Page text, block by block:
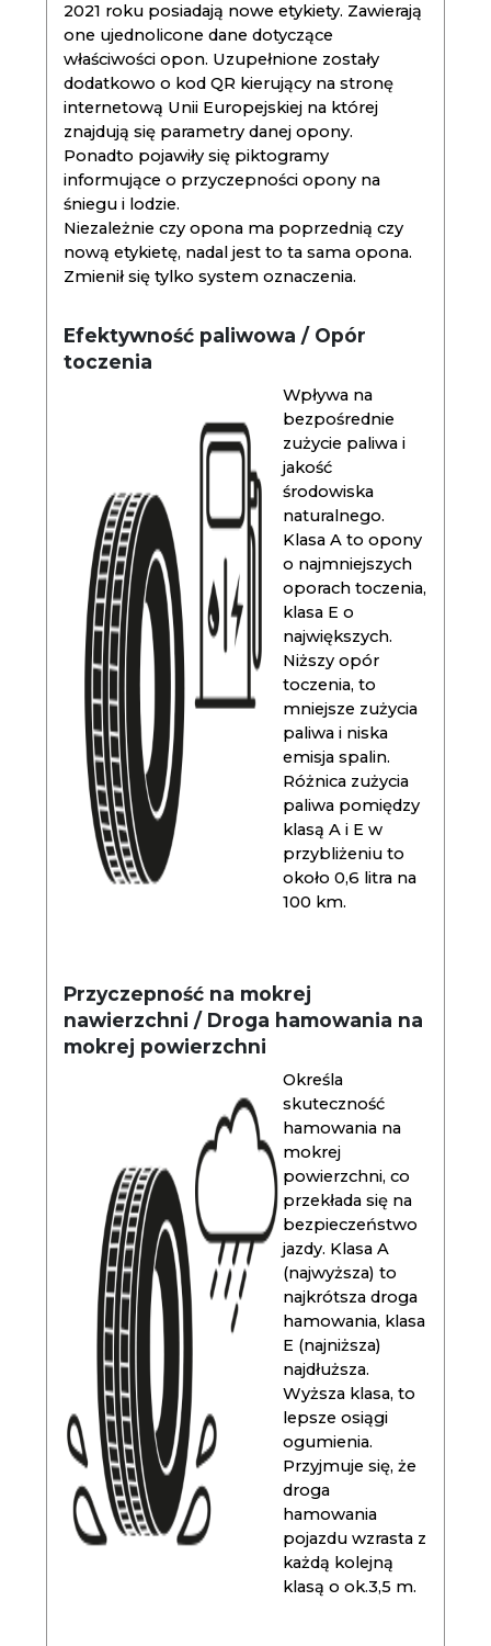
2021 roku posiadają nowe etykiety. Zawierają
one ujednolicone dane dotyczące
właściwości opon. Uzupełnione zostały
dodatkowo o kod QR kierujący na stronę
internetową Unii Europejskiej na której
znajdują się parametry danej opony.
Ponadto pojawiły się piktogramy
informujące o przyczepności opony na
śniegu i lodzie.
Niezależnie czy opona ma poprzednią czy
nową etykietę, nadal jest to ta sama opona.
Zmienił się tylko system oznaczenia.
Efektywność paliwowa / Opór
toczenia
Wpływa na
bezpośrednie
zużycie paliwa i
jakość
środowiska
naturalnego.
Klasa A to opony
o najmniejszych
oporach toczenia,
klasa E o
największych.
Niższy opór
toczenia, to
mniejsze zużycia
paliwa i niska
emisja spalin.
Różnica zużycia
paliwa pomiędzy
klasą A i E w
przybliżeniu to
około 0,6 litra na
100 km.
Przyczepność na mokrej
nawierzchni / Droga hamowania na
mokrej powierzchni
Określa
skuteczność
hamowania na
mokrej
powierzchni, co
przekłada się na
bezpieczeństwo
jazdy. Klasa A
(najwyższa) to
najkrótsza droga
hamowania, klasa
E (najniższa)
najdłuższa.
Wyższa klasa, to
lepsze osiągi
ogumienia.
Przyjmuje się, że
droga
hamowania
pojazdu wzrasta z
każdą kolejną
klasą o ok.3,5 m.